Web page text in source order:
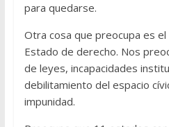
para quedarse.
Otra cosa que preocupa es
Estado de derecho. Nos
de leyes, incapacidades
debilitamiento del espacio
impunidad.